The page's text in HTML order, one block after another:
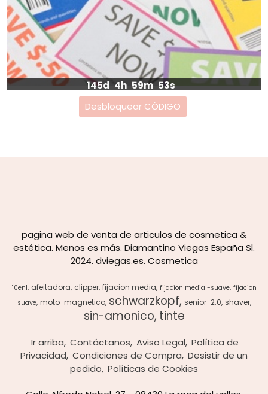
145d 4h 59m 53s
pagina web de venta de articulos de cosmetica &
estética. Menos es más. Diamantino Viegas España Sl.
2024. dviegas.es. Cosmetica
10en1 afeitadora clipper fijacion media fijacion media -suave fijacion
suave moto-magnetico schwarzkopf senior-2.0 shaver
sin-amonico tinte
Ir arriba Contáctanos Aviso Legal Política de
Privacidad Condiciones de Compra Desistir de un
pedido Políticas de Cookies